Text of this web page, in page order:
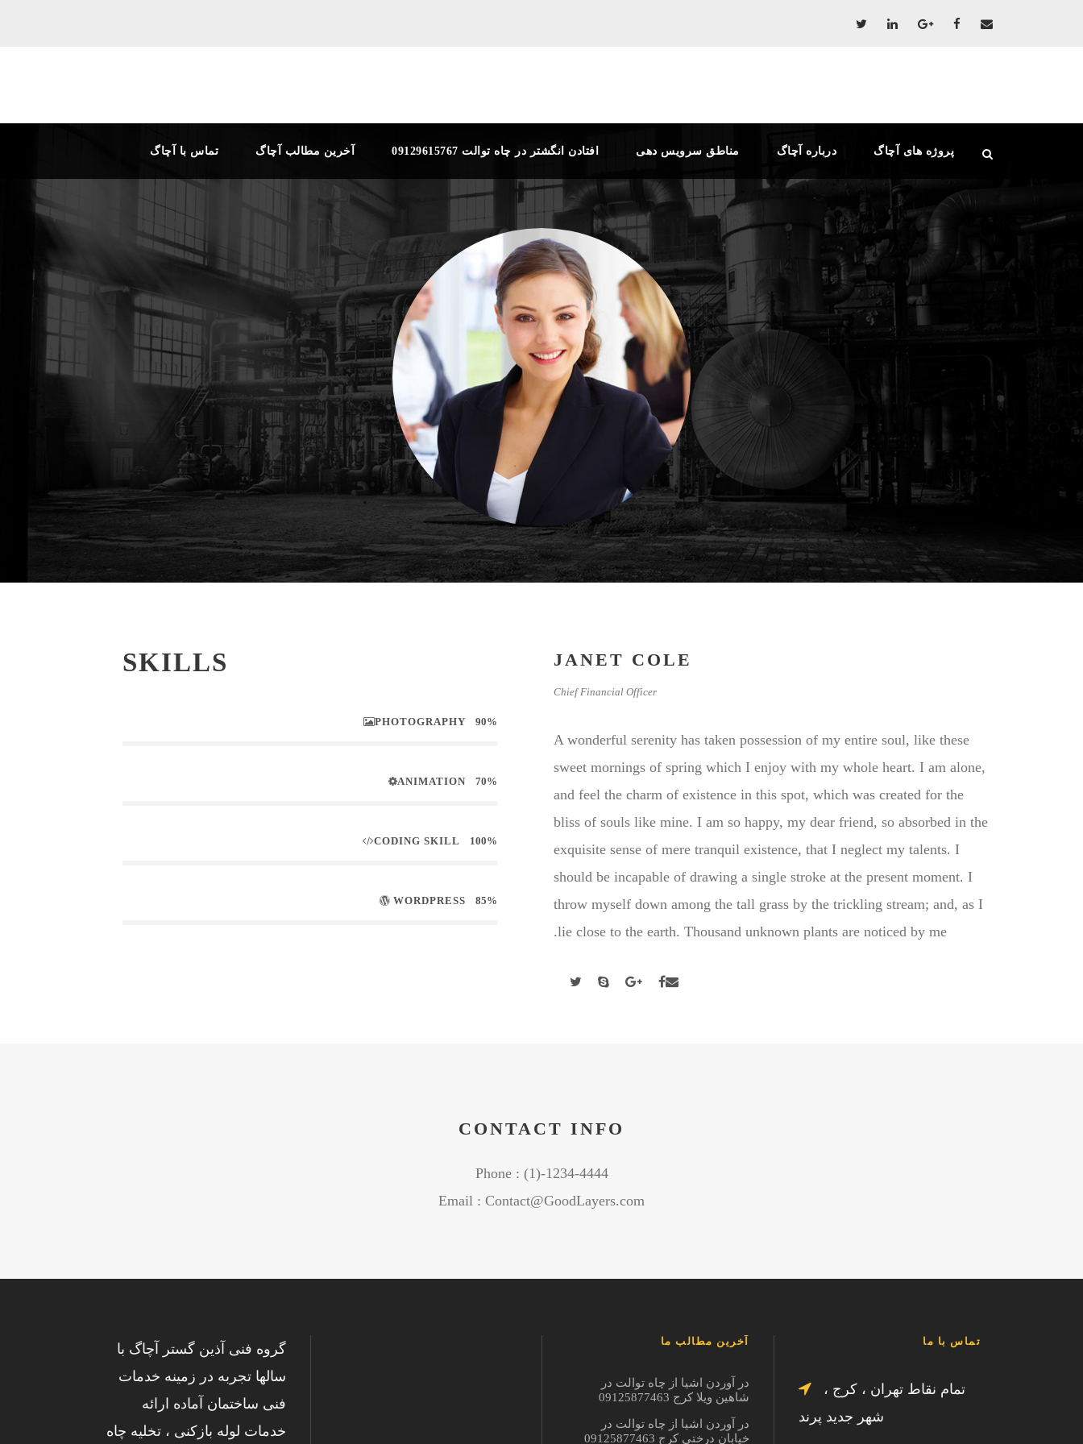
تماس با آچاگ آخرین مطالب آچاگ افتادن انگشتر در چاه توالت 09129615767 مناطق سرویس دهی درباره آچاگ پروژه های آچاگ
SKILLS
PHOTOGRAPHY 90%
ANIMATION 70%
CODING SKILL 100%
WORDPRESS 85%
JANET COLE
Chief Financial Officer
A wonderful serenity has taken possession of my entire soul, like these
sweet mornings of spring which I enjoy with my whole heart. I am alone,
and feel the charm of existence in this spot, which was created for the
bliss of souls like mine. I am so happy, my dear friend, so absorbed in the
exquisite sense of mere tranquil existence, that I neglect my talents. I
should be incapable of drawing a single stroke at the present moment. I
throw myself down among the tall grass by the trickling stream; and, as I
lie close to the earth. Thousand unknown plants are noticed by me.
CONTACT INFO
Phone : (1)-1234-4444
Email : Contact@GoodLayers.com
گروه فنی آذین گستر آچاگ با
سالها تجربه در زمینه خدمات
فنی ساختمان آماده ارائه
خدمات لوله بازکنی ، تخلیه چاه
آخرین مطالب ما
در آوردن اشیا از چاه توالت در
شاهین ویلا کرج 09125877463
در آوردن اشیا از چاه توالت در
خیابان درختی کرج 09125877463
تماس با ما
شهر جدید پرند